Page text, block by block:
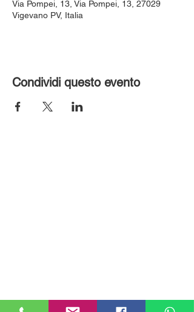
Via Pompei, 13, Via Pompei, 13, 27029
Vigevano PV, Italia
Condividi questo evento